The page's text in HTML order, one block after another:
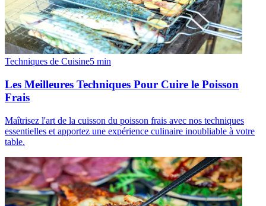
Techniques de Cuisine5 min
Les Meilleures Techniques Pour Cuire le Poisson
Frais
Maîtrisez l'art de la cuisson du poisson frais avec nos techniques
essentielles et apportez une expérience culinaire inoubliable à votre
table.